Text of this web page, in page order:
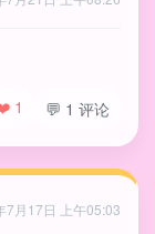
1 💬 1 评论
7月17日 上午05:03